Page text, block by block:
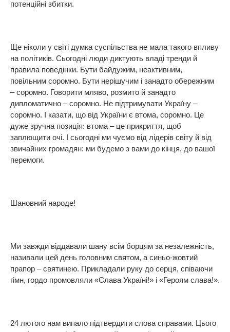
потенційні збитки.
Ще ніколи у світі думка суспільства не мала такого впливу
на політиків. Сьогодні люди диктують владі тренди й
правила поведінки. Бути байдужим, неактивним,
повільним соромно. Бути нерішучим і занадто обережним
– соромно. Говорити мляво, розмито й занадто
дипломатично – соромно. Не підтримувати Україну –
соромно. І казати, що від України є втома, соромно. Це
дуже зручна позиція: втома – це прикриття, щоб
заплющити очі. І сьогодні ми чуємо від лідерів світу й від
звичайних громадян: ми будемо з вами до кінця, до вашої
перемоги.
Шановний народе!
Ми завжди віддавали шану всім борцям за незалежність,
називали цей день головним святом, а синьо-жовтий
прапор – святинею. Прикладали руку до серця, співаючи
гімн, гордо промовляли «Слава Україні!» і «Героям слава!».
24 лютого нам випало підтвердити слова справами. Цього